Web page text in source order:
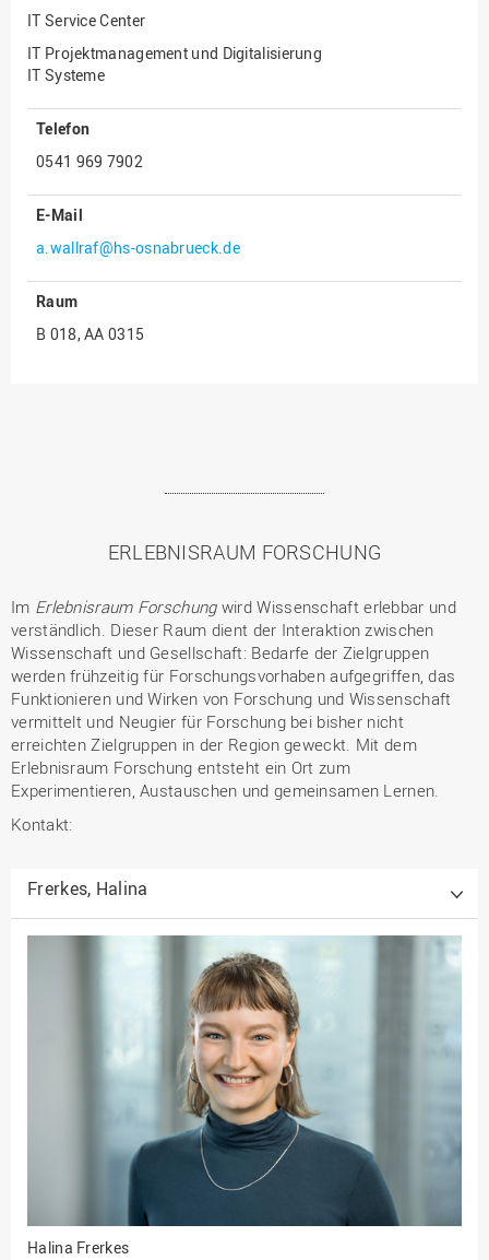
IT Service Center
IT Projektmanagement und Digitalisierung
IT Systeme
Telefon
0541 969 7902
E-Mail
a.wallraf@hs-osnabrueck.de
Raum
B 018, AA 0315
ERLEBNISRAUM FORSCHUNG
Im Erlebnisraum Forschungwird Wissenschaft erlebbar und
verständlich. Dieser Raum dient der Interaktion zwischen
Wissenschaft und Gesellschaft: Bedarfe der Zielgruppen
werden frühzeitig für Forschungsvorhaben aufgegriffen, das
Funktionieren und Wirken von Forschung und Wissenschaft
vermittelt und Neugier für Forschung bei bisher nicht
erreichten Zielgruppen in der Region geweckt. Mit dem
Erlebnisraum Forschung entsteht ein Ort zum
Experimentieren, Austauschen und gemeinsamen Lernen.
Kontakt:
Frerkes, Halina
Halina Frerkes